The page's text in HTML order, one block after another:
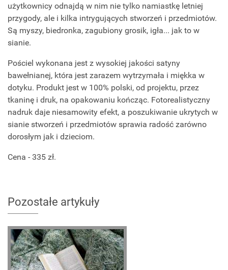
użytkownicy odnajdą w nim nie tylko namiastkę letniej
przygody, ale i kilka intrygujących stworzeń i przedmiotów.
Są myszy, biedronka, zagubiony grosik, igła... jak to w
sianie.
Pościel wykonana jest z wysokiej jakości satyny
bawełnianej, która jest zarazem wytrzymała i miękka w
dotyku. Produkt jest w 100% polski, od projektu, przez
tkaninę i druk, na opakowaniu kończąc. Fotorealistyczny
nadruk daje niesamowity efekt, a poszukiwanie ukrytych w
sianie stworzeń i przedmiotów sprawia radość zarówno
dorosłym jak i dzieciom.
Cena - 335 zł.
Pozostałe artykuły